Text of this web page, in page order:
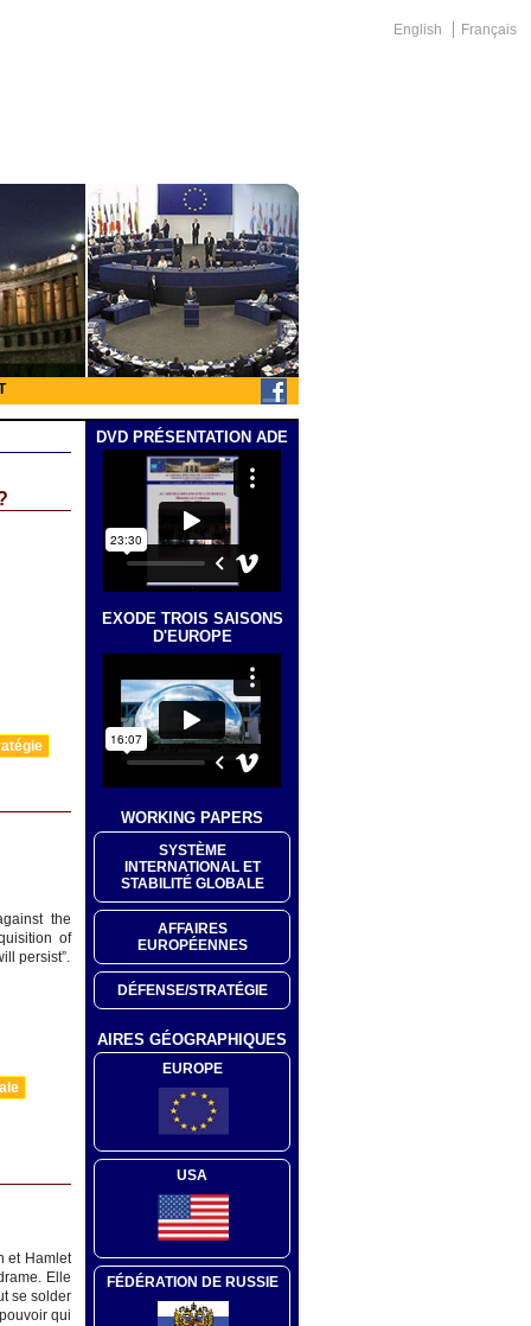
English Français
the
of
persist”.
et Hamlet
Elle
se solder
qui
DVD PRÉSENTATION ADE
EXODE TROIS SAISONS
D'EUROPE
WORKING PAPERS
SYSTÈME
INTERNATIONAL ET
STABILITÉ GLOBALE
AFFAIRES
EUROPÉENNES
DÉFENSE/STRATÉGIE
AIRES GÉOGRAPHIQUES
EUROPE
USA
FÉDÉRATION DE RUSSIE